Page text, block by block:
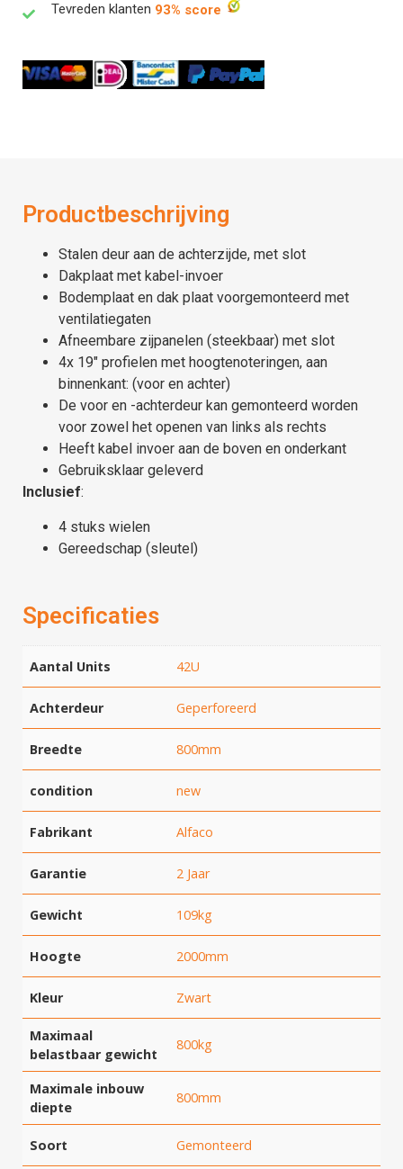
Tevreden klanten 93% score
Productbeschrijving
Stalen deur aan de achterzijde, met slot
Dakplaat met kabel-invoer
Bodemplaat en dak plaat voorgemonteerd met
ventilatiegaten
Afneembare zijpanelen (steekbaar) met slot
4x 19″ profielen met hoogtenoteringen, aan
binnenkant: (voor en achter)
De voor en -achterdeur kan gemonteerd worden
voor zowel het openen van links als rechts
Heeft kabel invoer aan de boven en onderkant
Gebruiksklaar geleverd
Inclusief:
4 stuks wielen
Gereedschap (sleutel)
Specificaties
Aantal Units 42U
Achterdeur Geperforeerd
Breedte 800mm
condition new
Fabrikant Alfaco
Garantie 2 Jaar
Gewicht 109kg
Hoogte 2000mm
Kleur Zwart
Maximaal
belastbaar gewicht
800kg
Maximale inbouw
diepte
800mm
Soort Gemonteerd